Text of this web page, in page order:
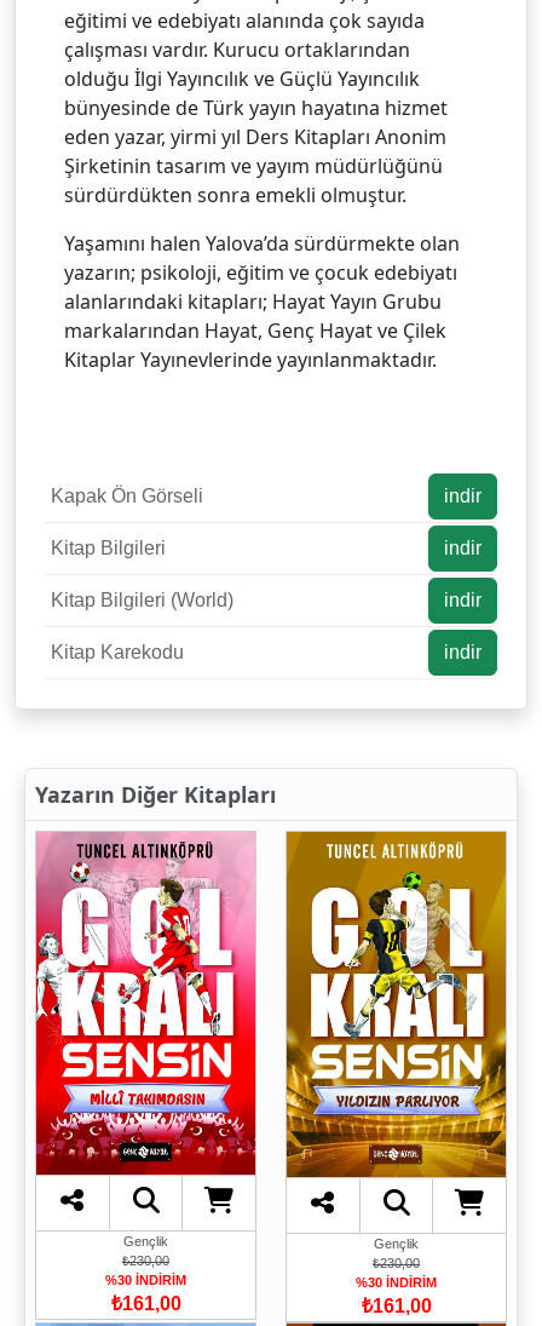
eğitimi ve edebiyatı alanında çok sayıda
çalışması vardır. Kurucu ortaklarından
olduğu İlgi Yayıncılık ve Güçlü Yayıncılık
bünyesinde de Türk yayın hayatına hizmet
eden yazar, yirmi yıl Ders Kitapları Anonim
Şirketinin tasarım ve yayım müdürlüğünü
sürdürdükten sonra emekli olmuştur.
Yaşamını halen Yalova’da sürdürmekte olan
yazarın; psikoloji, eğitim ve çocuk edebiyatı
alanlarındaki kitapları; Hayat Yayın Grubu
markalarından Hayat, Genç Hayat ve Çilek
Kitaplar Yayınevlerinde yayınlanmaktadır.
Kapak Ön Görseli indir
Kitap Bilgileri indir
Kitap Bilgileri (World) indir
Kitap Karekodu indir
Yazarın Diğer Kitapları
Gençlik
₺230,00
%30 İNDİRİM
₺161,00
Gençlik
₺230,00
%30 İNDİRİM
₺161,00